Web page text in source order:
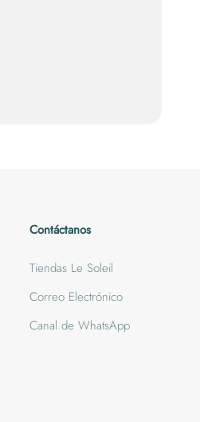
Contáctanos
Tiendas Le Soleil
Correo Electrónico
Canal de WhatsApp